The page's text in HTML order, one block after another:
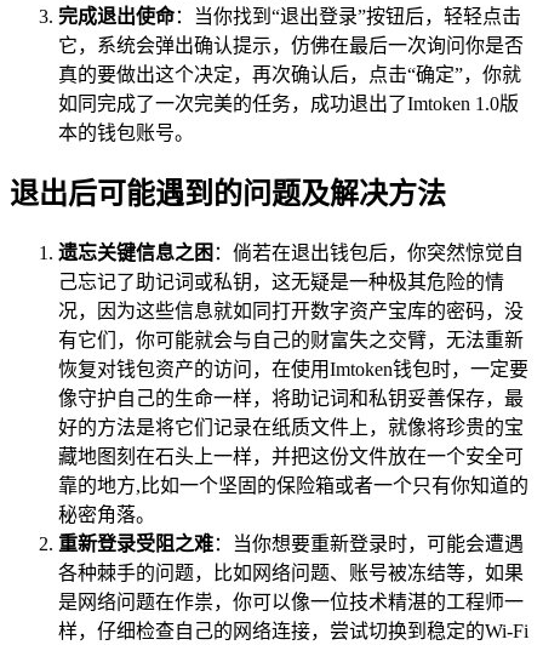
完成退出使命：当你找到“退出登录”按钮后，轻轻点击
它，系统会弹出确认提示，仿佛在最后一次询问你是否
真的要做出这个决定，再次确认后，点击“确定”，你就
如同完成了一次完美的任务，成功退出了Imtoken 1.0版
本的钱包账号。
退出后可能遇到的问题及解决方法
遗忘关键信息之困 ：倘若在退出钱包后，你突然惊觉自
己忘记了助记词或私钥，这无疑是一种极其危险的情
况，因为这些信息就如同打开数字资产宝库的密码，没
有它们，你可能就会与自己的财富失之交臂，无法重新
恢复对钱包资产的访问，在使用Imtoken钱包时，一定要
像守护自己的生命一样，将助记词和私钥妥善保存，最
好的方法是将它们记录在纸质文件上，就像将珍贵的宝
藏地图刻在石头上一样，并把这份文件放在一个安全可
靠的地方,比如一个坚固的保险箱或者一个只有你知道的
秘密角落。
重新登录受阻之难：当你想要重新登录时，可能会遭遇
各种棘手的问题，比如网络问题、账号被冻结等，如果
是网络问题在作祟，你可以像一位技术精湛的工程师一
样，仔细检查自己的网络连接，尝试切换到稳定的Wi-Fi